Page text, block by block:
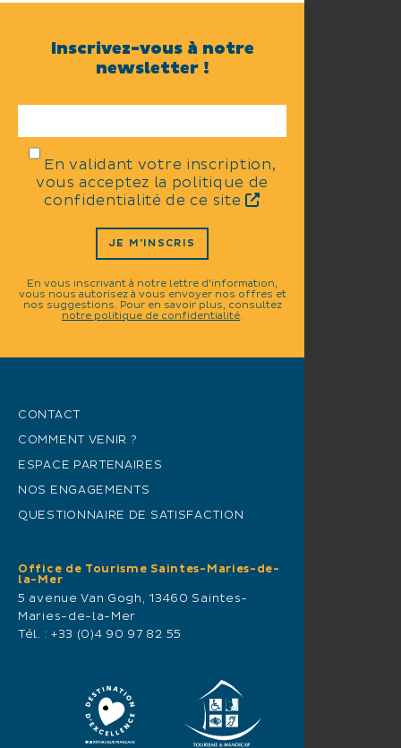
Inscrivez-vous à notre
newsletter !
En validant votre inscription,
vous acceptez la politique de
confidentialité de ce site
JE M'INSCRIS
En vous inscrivant à notre lettre d'information,
vous nous autorisez à vous envoyer nos offres et
nos suggestions. Pour en savoir plus, consultez
notre politique de confidentialité.
CONTACT
COMMENT VENIR ?
ESPACE PARTENAIRES
NOS ENGAGEMENTS
QUESTIONNAIRE DE SATISFACTION
Office de Tourisme Saintes-Maries-de-
la-Mer
5 avenue Van Gogh, 13460 Saintes-
Maries-de-la-Mer
Tél. : +33 (0)4 90 97 82 55